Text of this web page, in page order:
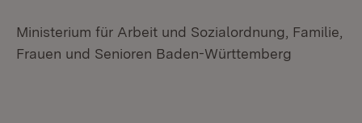
Ministerium für Arbeit und Sozialordnung, Familie,
Frauen und Senioren Baden-Württemberg